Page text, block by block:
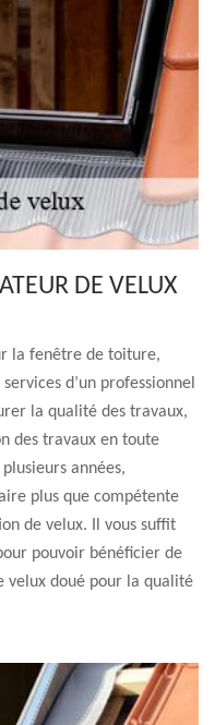
DE VELUX
la fenêtre de toiture,
d’un professionnel
la qualité des travaux,
des travaux en toute
années,
plus que compétente
de velux. Il vous suffit
pouvoir bénéficier de
velux doué pour la qualité